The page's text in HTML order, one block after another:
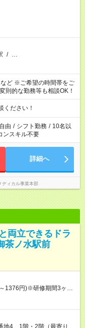
/ …
ど ※ご希望の時間帯をご
則的な勤務等も相談OK！
ださい！
由 / シフト勤務 / 10名以
ンスキル不要
詳細へ
ィカル事業本部
両立できるドラ
茶ノ水駅前
1376円)※研修期間3ヶ月
内試験合格後、時給＋50
社日
態、給与は本採用時と
地4 1階・2階（最寄り